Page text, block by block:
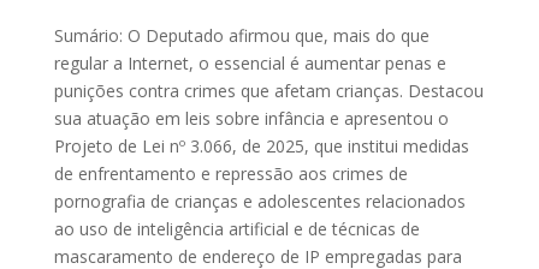
Sumário: O Deputado afirmou que, mais do que
regular a Internet, o essencial é aumentar penas e
punições contra crimes que afetam crianças. Destacou
sua atuação em leis sobre infância e apresentou o
Projeto de Lei nº 3.066, de 2025, que institui medidas
de enfrentamento e repressão aos crimes de
pornografia de crianças e adolescentes relacionados
ao uso de inteligência artificial e de técnicas de
mascaramento de endereço de IP empregadas para